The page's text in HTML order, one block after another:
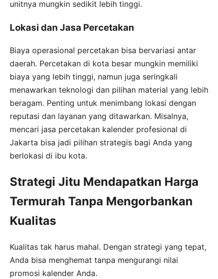
unitnya mungkin sedikit lebih tinggi.
Lokasi dan Jasa Percetakan
Biaya operasional percetakan bisa bervariasi antar
daerah. Percetakan di kota besar mungkin memiliki
biaya yang lebih tinggi, namun juga seringkali
menawarkan teknologi dan pilihan material yang lebih
beragam. Penting untuk menimbang lokasi dengan
reputasi dan layanan yang ditawarkan. Misalnya,
mencari jasa percetakan kalender profesional di
Jakarta bisa jadi pilihan strategis bagi Anda yang
berlokasi di ibu kota.
Strategi Jitu Mendapatkan Harga
Termurah Tanpa Mengorbankan
Kualitas
Kualitas tak harus mahal. Dengan strategi yang tepat,
Anda bisa menghemat tanpa mengurangi nilai
promosi kalender Anda.